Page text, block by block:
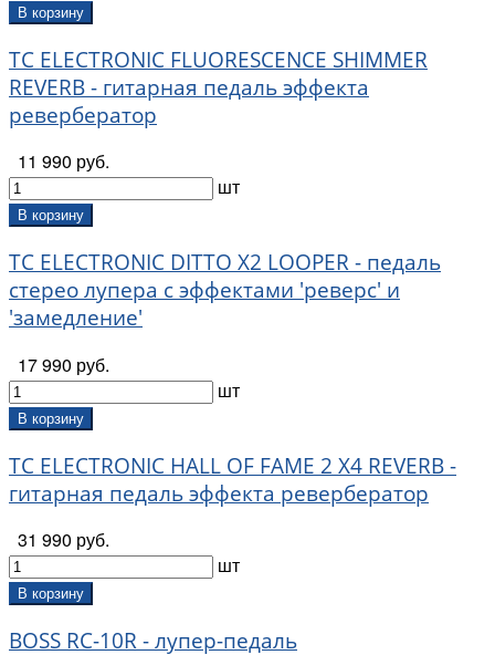
В корзину
TC ELECTRONIC FLUORESCENCE SHIMMER
REVERB - гитарная педаль эффекта
ревербератор
11 990 руб.
шт
В корзину
TC ELECTRONIC DITTO X2 LOOPER - педаль
стерео лупера с эффектами 'реверс' и
'замедление'
17 990 руб.
шт
В корзину
TC ELECTRONIC HALL OF FAME 2 X4 REVERB -
гитарная педаль эффекта ревербератор
31 990 руб.
шт
В корзину
BOSS RC-10R - лупер-педаль